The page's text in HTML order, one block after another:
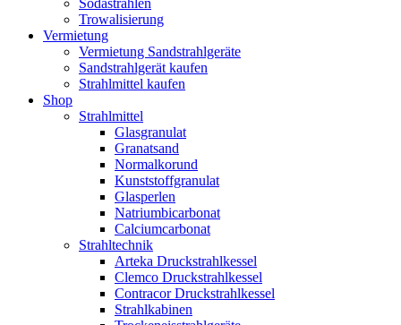
Sodastrahlen
Trowalisierung
Vermietung
Vermietung Sandstrahlgeräte
Sandstrahlgerät kaufen
Strahlmittel kaufen
Shop
Strahlmittel
Glasgranulat
Granatsand
Normalkorund
Kunststoffgranulat
Glasperlen
Natriumbicarbonat
Calciumcarbonat
Strahltechnik
Arteka Druckstrahlkessel
Clemco Druckstrahlkessel
Contracor Druckstrahlkessel
Strahlkabinen